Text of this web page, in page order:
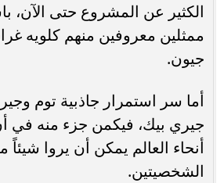
الكثير عن المشروع حتى الآن،
ممثلين معروفين منهم كلويه
جيون.
أما سر استمرار جاذبية توم
جيري بيك، فيكمن جزء منه في
أنحاء العالم يمكن أن يروا
الشخصيتين.